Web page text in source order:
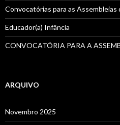
r
:
Convocatórias para as Assembleias
Educador(a) Infância
CONVOCATÓRIA PARA A
ARQUIVO
Novembro 2025